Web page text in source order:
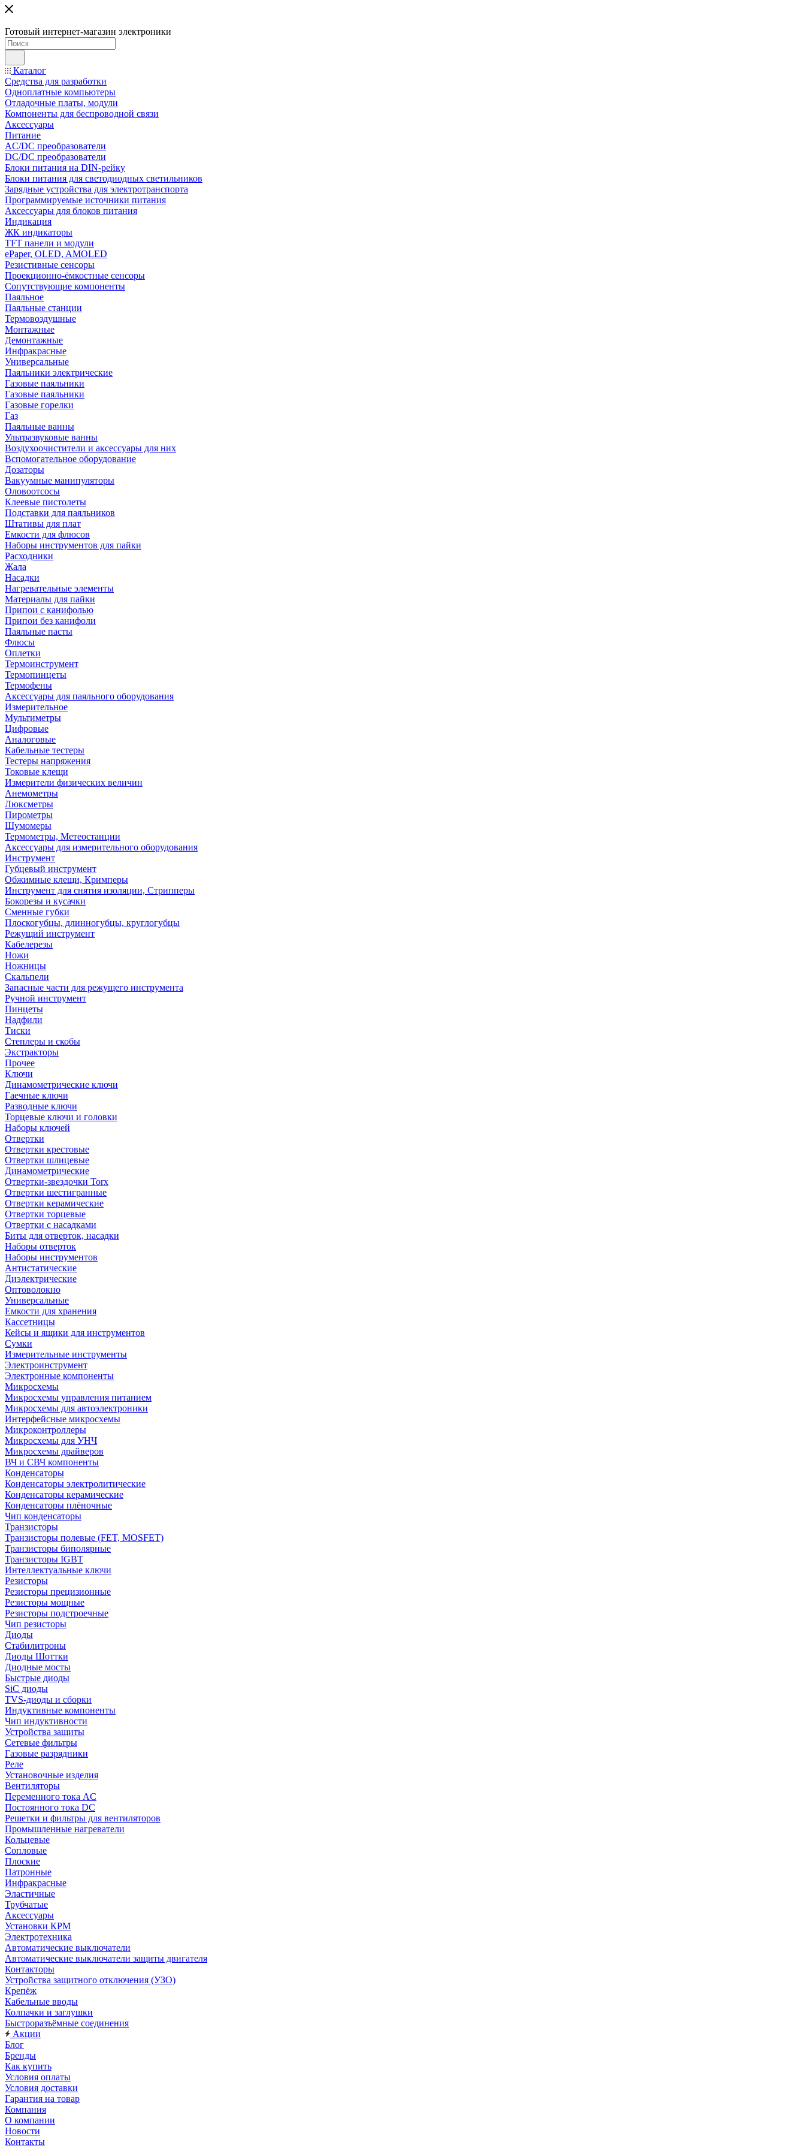
Готовый интернет-магазин электроники
Каталог
Средства для разработки
Одноплатные компьютеры
Отладочные платы, модули
Компоненты для беспроводной связи
Аксессуары
Питание
AC/DC преобразователи
DC/DC преобразователи
Блоки питания на DIN-рейку
Блоки питания для светодиодных светильников
Зарядные устройства для электротранспорта
Программируемые источники питания
Аксессуары для блоков питания
Индикация
ЖК индикаторы
TFT панели и модули
ePaper, OLED, AMOLED
Резистивные сенсоры
Проекционно-ёмкостные сенсоры
Сопутствующие компоненты
Паяльное
Паяльные станции
Термовоздушные
Монтажные
Демонтажные
Инфракрасные
Универсальные
Паяльники электрические
Газовые паяльники
Газовые паяльники
Газовые горелки
Газ
Паяльные ванны
Ультразвуковые ванны
Воздухоочистители и аксессуары для них
Вспомогательное оборудование
Дозаторы
Вакуумные манипуляторы
Оловоотсосы
Клеевые пистолеты
Подставки для паяльников
Штативы для плат
Емкости для флюсов
Наборы инструментов для пайки
Расходники
Жала
Насадки
Нагревательные элементы
Материалы для пайки
Припои с канифолью
Припои без канифоли
Паяльные пасты
Флюсы
Оплетки
Термоинструмент
Термопинцеты
Термофены
Аксессуары для паяльного оборудования
Измерительное
Мультиметры
Цифровые
Аналоговые
Кабельные тестеры
Тестеры напряжения
Токовые клещи
Измерители физических величин
Анемометры
Люксметры
Пирометры
Шумомеры
Термометры, Метеостанции
Аксессуары для измерительного оборудования
Инструмент
Губцевый инструмент
Обжимные клещи, Кримперы
Инструмент для снятия изоляции, Стрипперы
Бокорезы и кусачки
Сменные губки
Плоскогубцы, длинногубцы, круглогубцы
Режущий инструмент
Кабелерезы
Ножи
Ножницы
Скальпели
Запасные части для режущего инструмента
Ручной инструмент
Пинцеты
Надфили
Тиски
Степлеры и скобы
Экстракторы
Прочее
Ключи
Динамометрические ключи
Гаечные ключи
Разводные ключи
Торцевые ключи и головки
Наборы ключей
Отвертки
Отвертки крестовые
Отвертки шлицевые
Динамометрические
Отвертки-звездочки Torx
Отвертки шестигранные
Отвертки керамические
Отвертки торцевые
Отвертки с насадками
Биты для отверток, насадки
Наборы отверток
Наборы инструментов
Антистатические
Диэлектрические
Оптоволокно
Универсальные
Емкости для хранения
Кассетницы
Кейсы и ящики для инструментов
Сумки
Измерительные инструменты
Электроинструмент
Электронные компоненты
Микросхемы
Микросхемы управления питанием
Микросхемы для автоэлектроники
Интерфейсные микросхемы
Микроконтроллеры
Микросхемы для УНЧ
Микросхемы драйверов
ВЧ и СВЧ компоненты
Конденсаторы
Конденсаторы электролитические
Конденсаторы керамические
Конденсаторы плёночные
Чип конденсаторы
Транзисторы
Транзисторы полевые (FET, MOSFET)
Транзисторы биполярные
Транзисторы IGBT
Интеллектуальные ключи
Резисторы
Резисторы прецизионные
Резисторы мощные
Резисторы подстроечные
Чип резисторы
Диоды
Стабилитроны
Диоды Шоттки
Диодные мосты
Быстрые диоды
SiC диоды
TVS-диоды и сборки
Индуктивные компоненты
Чип индуктивности
Устройства защиты
Сетевые фильтры
Газовые разрядники
Реле
Установочные изделия
Вентиляторы
Переменного тока AC
Постоянного тока DC
Решетки и фильтры для вентиляторов
Промышленные нагреватели
Кольцевые
Сопловые
Плоские
Патронные
Инфракрасные
Эластичные
Трубчатые
Аксессуары
Установки КРМ
Электротехника
Автоматические выключатели
Автоматические выключатели защиты двигателя
Контакторы
Устройства защитного отключения (УЗО)
Крепёж
Кабельные вводы
Колпачки и заглушки
Быстроразъёмные соединения
Акции
Блог
Бренды
Как купить
Условия оплаты
Условия доставки
Гарантия на товар
Компания
О компании
Новости
Контакты